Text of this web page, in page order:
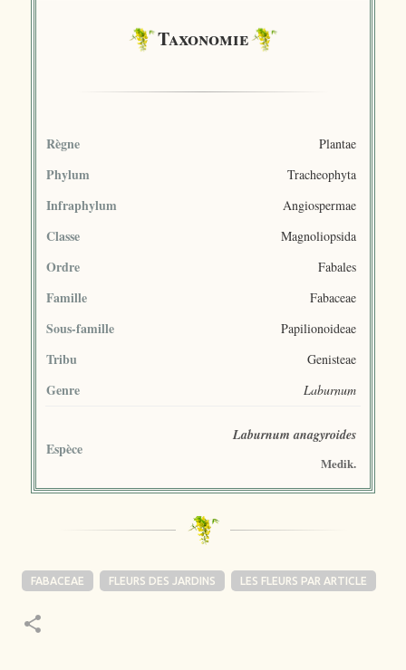
Taxonomie
Règne Plantae
Phylum Tracheophyta
Infraphylum Angiospermae
Classe Magnoliopsida
Ordre Fabales
Famille Fabaceae
Sous-famille Papilionoideae
Tribu Genisteae
Genre Laburnum
Espèce
Laburnum anagyroides
Medik.
FABACEAE FLEURS DES JARDINS LES FLEURS PAR ARTICLE